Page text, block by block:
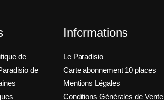
de
de
Informations
Le Paradisio
Carte abonnement 10 places
Mentions Légales
Conditions Générales de Vente